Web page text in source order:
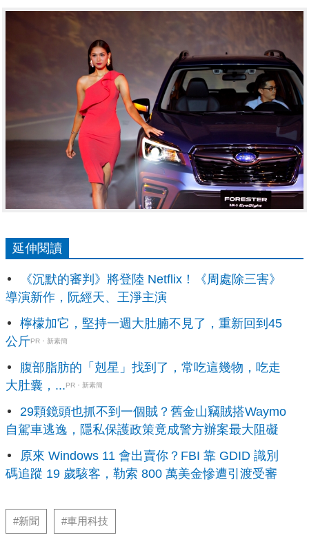
延伸閱讀
《沉默的審判》將登陸 Netflix！《周處除三害》
導演新作，阮經天、王淨主演
檸檬加它，堅持一週大肚腩不見了，重新回到45
公斤PR・新素簡
腹部脂肪的「剋星」找到了，常吃這幾物，吃走
大肚囊，...PR・新素簡
29顆鏡頭也抓不到一個賊？舊金山竊賊搭Waymo
自駕車逃逸，隱私保護政策竟成警方辦案最大阻礙
原來 Windows 11 會出賣你？FBI 靠 GDID 識別
碼追蹤 19 歲駭客，勒索 800 萬美金慘遭引渡受審
#新聞 #車用科技